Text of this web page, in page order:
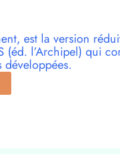
est la version
(éd. l’Archipel) qui